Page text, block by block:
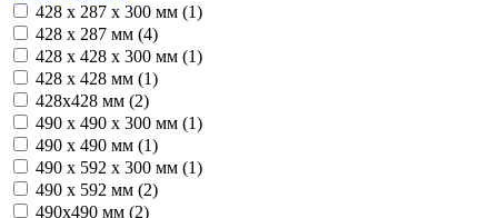
428 x 287 x 300 мм (1)
428 x 287 мм (4)
428 x 428 x 300 мм (1)
428 x 428 мм (1)
428x428 мм (2)
490 x 490 x 300 мм (1)
490 x 490 мм (1)
490 x 592 x 300 мм (1)
490 x 592 мм (2)
490x490 мм (2)